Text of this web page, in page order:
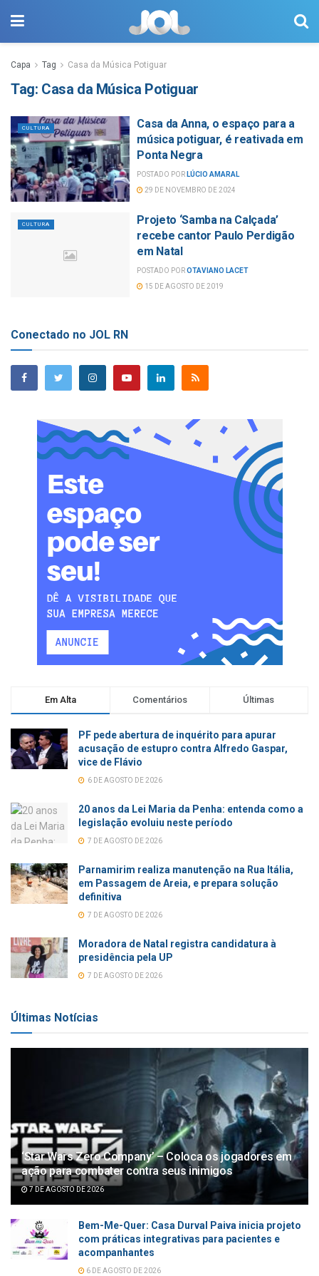
Capa Tag Casa da Música Potiguar
Tag: Casa da Música Potiguar
CULTURA
Casa da Anna, o espaço para a
música potiguar, é reativada em
Ponta Negra
POSTADO POR LÚCIO AMARAL
29 DE NOVEMBRO DE 2024
CULTURA
Projeto ‘Samba na Calçada’
recebe cantor Paulo Perdigão
em Natal
POSTADO POROTAVIANO LACET
15 DE AGOSTO DE 2019
Conectado no JOL RN
Em Alta Comentários Últimas
PF pede abertura de inquérito para apurar
acusação de estupro contra Alfredo Gaspar,
vice de Flávio
6 DE AGOSTO DE 2026
20 anos da Lei Maria da Penha: entenda como a
legislação evoluiu neste período
7 DE AGOSTO DE 2026
Parnamirim realiza manutenção na Rua Itália,
em Passagem de Areia, e prepara solução
definitiva
7 DE AGOSTO DE 2026
Moradora de Natal registra candidatura à
presidência pela UP
7 DE AGOSTO DE 2026
Últimas Notícias
‘Star Wars Zero Company’ – Coloca os jogadores em
ação para combater contra seus inimigos
7 DE AGOSTO DE 2026
Bem-Me-Quer: Casa Durval Paiva inicia projeto
com práticas integrativas para pacientes e
acompanhantes
6 DE AGOSTO DE 2026